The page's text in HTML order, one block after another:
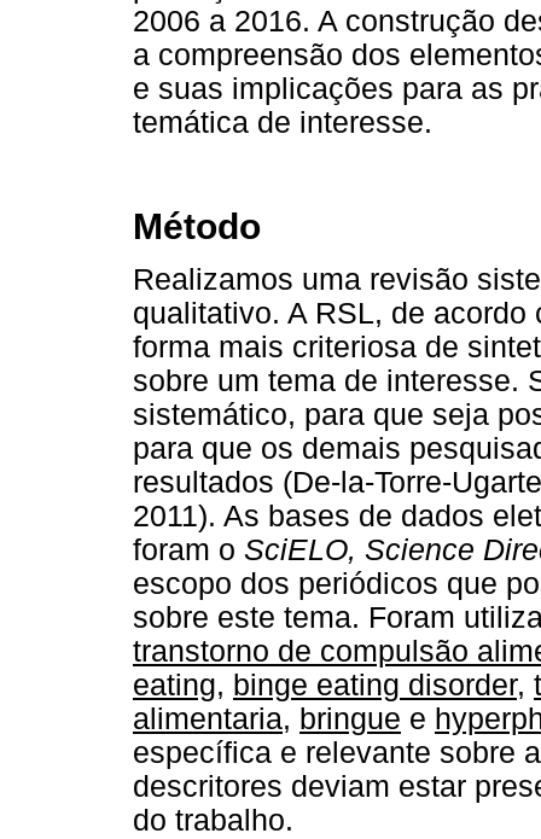
2006 a 2016. A construção
a compreensão dos
e suas implicações para as
temática de interesse.
Método
Realizamos uma revisão
qualitativo. A RSL, de
forma mais criteriosa de
sobre um tema de interesse.
sistemático, para que seja
para que os demais
resultados (De-la-Torre-
2011). As bases de dados
foram o SciELO, Science
escopo dos periódicos que
sobre este tema. Foram
transtorno de compulsão
eating, binge eating disorder,
alimentaria, bringue e
específica e relevante sobre
descritores deviam estar
do trabalho.